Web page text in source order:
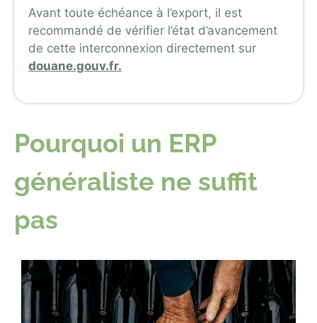
Avant toute échéance à l’export, il est
recommandé de vérifier l’état d’avancement
de cette interconnexion directement sur
douane.gouv.fr.
Pourquoi un ERP
généraliste ne suffit
pas